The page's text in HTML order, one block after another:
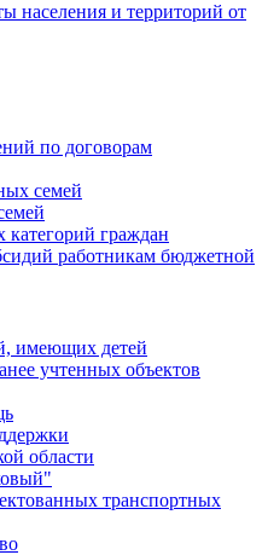
населения и территорий от
по договорам
семей
граждан
работникам бюджетной
имеющих детей
учтенных объектов
области
транспортных